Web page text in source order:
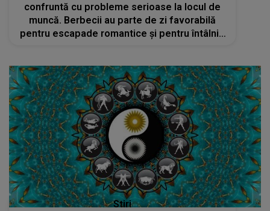
confruntă cu probleme serioase la locul de
muncă. Berbecii au parte de zi favorabilă
pentru escapade romantice și pentru întâlniri
Stiri